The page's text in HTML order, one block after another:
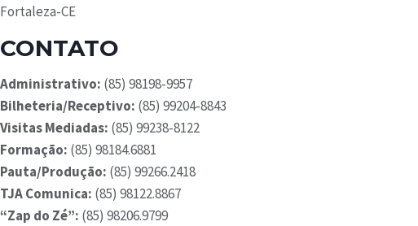
Fortaleza-CE
CONTATO
Administrativo: (85) 98198-9957
Bilheteria/Receptivo: (85) 99204-8843
Visitas Mediadas: (85) 99238-8122
Formação: (85) 98184.6881
Pauta/Produção: (85) 99266.2418
TJA Comunica: (85) 98122.8867
“Zap do Zé”: (85) 98206.9799